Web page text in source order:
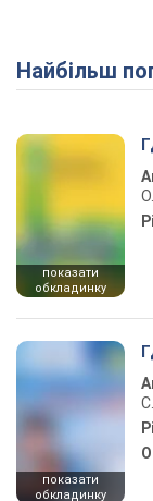
Найбільш
показати
обкладинку
показати
обкладинку